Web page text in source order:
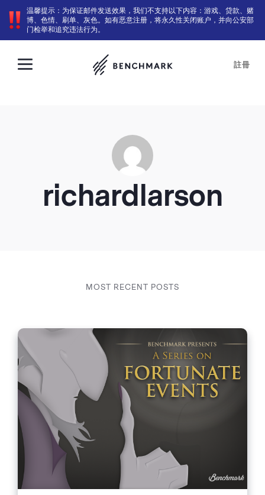
温馨提示：为保证邮件发送效果，我们不支持以下内容：游戏、贷款、赌
博、色情、刷单、灰色。如有恶意注册，将永久性关闭账户，并向公安部
门检举和追究违法行为。
註冊
richardlarson
MOST RECENT POSTS